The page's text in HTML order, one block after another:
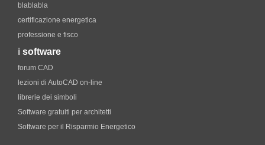
blablabla
certificazione energetica
professione e fisco
i software
forum CAD
lezioni di AutoCAD on-line
librerie dei simboli
Software gratuiti per architetti
Software per il Risparmio Energetico